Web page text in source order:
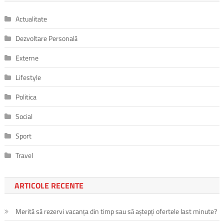
Actualitate
Dezvoltare Personală
Externe
Lifestyle
Politica
Social
Sport
Travel
ARTICOLE RECENTE
Merită să rezervi vacanța din timp sau să aștepți ofertele last minute?